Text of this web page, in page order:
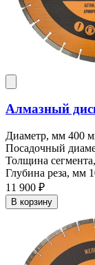
Алмазный
Диаметр, мм 400
Посадочный
Толщина
Глубина реза, мм
11 900 ₽
В корзину